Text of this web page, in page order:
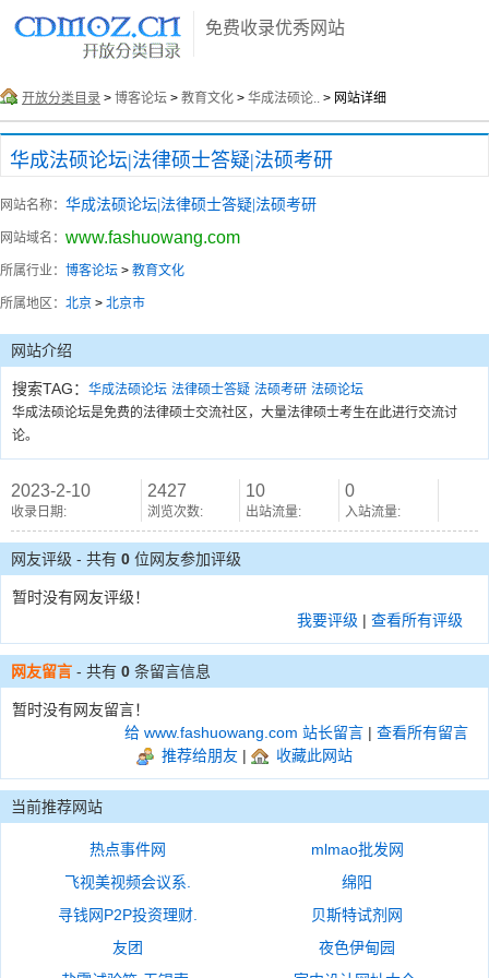
免费收录优秀网站
开放分类目录 > 博客论坛 > 教育文化 > 华成法硕论.. > 网站详细
华成法硕论坛|法律硕士答疑|法硕考研
网站名称： 华成法硕论坛|法律硕士答疑|法硕考研
网站域名： www.fashuowang.com
所属行业： 博客论坛 > 教育文化
所属地区： 北京 > 北京市
网站介绍
搜索TAG： 华成法硕论坛 法律硕士答疑 法硕考研 法硕论坛
华成法硕论坛是免费的法律硕士交流社区，大量法律硕士考生在此进行交流讨
论。
2023-2-10
收录日期:
2427
浏览次数:
10
出站流量:
0
入站流量:
网友评级 - 共有 0 位网友参加评级
暂时没有网友评级！
我要评级 | 查看所有评级
网友留言 - 共有 0 条留言信息
暂时没有网友留言！
给 www.fashuowang.com 站长留言 | 查看所有留言
推荐给朋友 | 收藏此网站
当前推荐网站
热点事件网
mlmao批发网
飞视美视频会议系.
绵阳
寻钱网P2P投资理财.
贝斯特试剂网
友团
夜色伊甸园